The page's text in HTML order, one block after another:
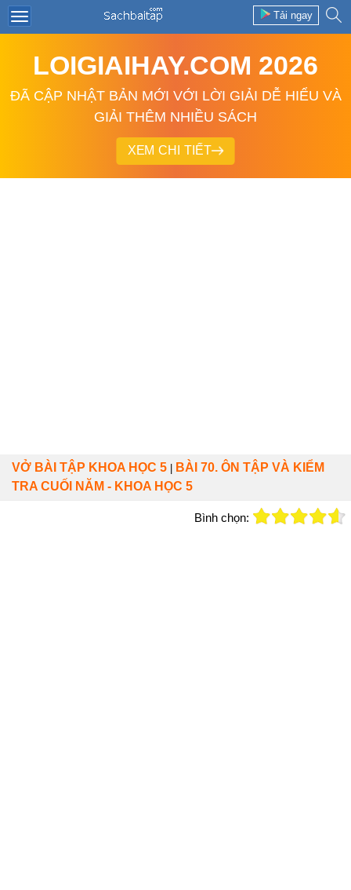
Tải ngay
LOIGIAIHAY.COM 2026
ĐÃ CẬP NHẬT BẢN MỚI VỚI LỜI GIẢI DỄ HIỂU VÀ
GIẢI THÊM NHIỀU SÁCH
XEM CHI TIẾT
VỞ BÀI TẬP KHOA HỌC 5
BÀI 70. ÔN TẬP VÀ KIỂM
TRA CUỐI NĂM - KHOA HỌC 5
Bình chọn: